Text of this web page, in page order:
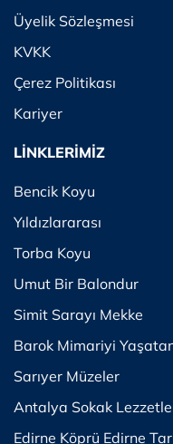
Üyelik Sözleşmesi
KVKK
Çerez Politikası
Kariyer
LİNKLERİMİZ
Bencik Koyu
Yıldızlararası
Torba Koyu
Umut Bir Balondur
Simit Sarayı Mekke
Barok Mimariyi
Sarıyer Müzeler
Antalya Sokak
Edirne Köprü Edirne